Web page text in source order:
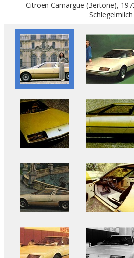
Citroen Camargue (Bertone),
Schlegelmilch